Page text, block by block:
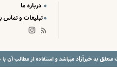
درباره ما
تبلیغات و تماس
متعلق بهخبرآزادمیباشد و استفاده از مطالب آن